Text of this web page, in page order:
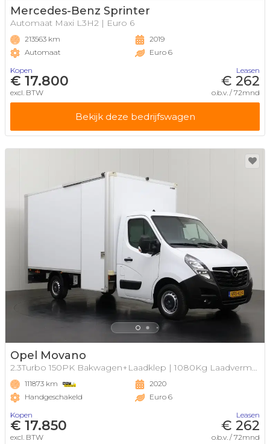
Mercedes-Benz Sprinter
Automaat Maxi L3H2 | Euro 6
213563 km
Automaat
2019
Euro 6
Kopen
€ 17.800
excl. BTW
Leasen
€ 262
o.b.v. / 72mnd
Bekijk deze bedrijfswagen
Opel Movano
2.3Turbo 150PK Bakwagen+Laadklep | 1080Kg Laadvermogen
111873 km
Handgeschakeld
2020
Euro 6
Kopen
€ 17.850
excl. BTW
Leasen
€ 262
o.b.v. / 72mnd